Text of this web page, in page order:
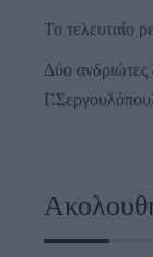
Το τελευταίο
Δύο